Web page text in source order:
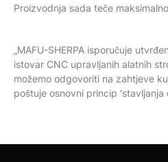
Proizvodnja sada teče
„MAFU-SHERPA isporučuje
istovar CNC upravljanih alatnih
možemo odgovoriti na zahtjeve
poštuje osnovni princip ‘stavljanja